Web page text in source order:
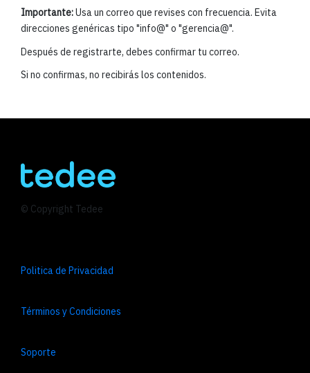
Importante:Usa un correo que revises con frecuencia. Evita
direcciones genéricas tipo "info@" o "gerencia@".
Después de registrarte, debes confirmar tu correo.
Si no confirmas, no recibirás los contenidos.
© Copyright Tedee
Politica de Privacidad
Términos y Condiciones
Soporte